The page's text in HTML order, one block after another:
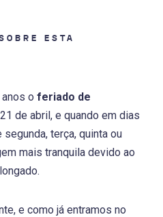
ESTA
o feriado de
de abril, e quando em dias
terça, quinta ou
mais tranquila devido ao
e como já entramos no